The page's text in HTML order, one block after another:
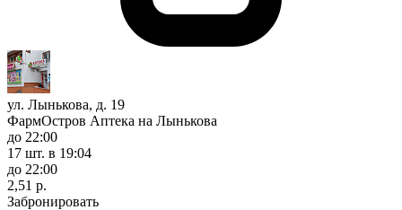
ул. Лынькова, д. 19
ФармОстров Аптека на Лынькова
до 22:00
17 шт. в 19:04
до 22:00
2,51 р.
Забронировать